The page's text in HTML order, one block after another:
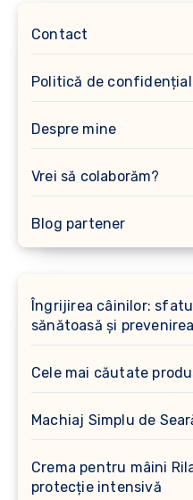
Contact
Politică de
Despre mine
Vrei să colaborăm?
Blog partener
Îngrijirea câinilor:
sănătoasă și
Cele mai căutate
Machiaj Simplu de
Crema pentru mâini
protecție intensivă